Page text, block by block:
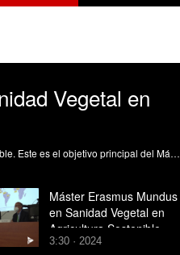
Vegetal en
Formar profesionales cualificados para la gestión de métodos de protección de cultivos seguros en una agricultura sostenible. Este es el objetivo principal del Máster Universitario Erasmus Mundus en Sanidad Vegetal en Agricultura Sostenible, título que coordina la Universitat Politècnica de València.
Máster Erasmus Mundus
en Sanidad Vegetal en
Agricultura Sostenible
3:30 · 2024